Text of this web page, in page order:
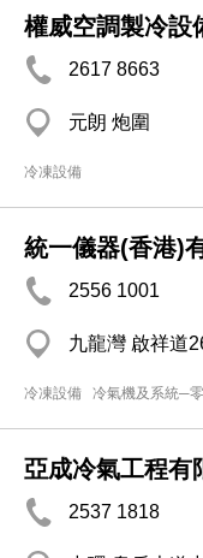
權威空調製冷設
2617 8663
元朗 炮圍
冷凍設備
統一儀器(香港)
2556 1001
九龍灣 啟祥道
冷凍設備 冷氣機及系統─
亞成冷氣工程有
2537 1818